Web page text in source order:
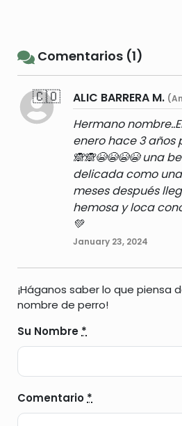
Comentarios (1)
🇨🇴 ALIC BARRERA M.
Hermano
enero hace 3
🙈🙈😭😭😭😭 una
delicada como
meses después
hemosa y loca
💚
January 23, 2024
¡Háganos saber lo que piensa
nombre de perro!
Su Nombre *
Comentario *